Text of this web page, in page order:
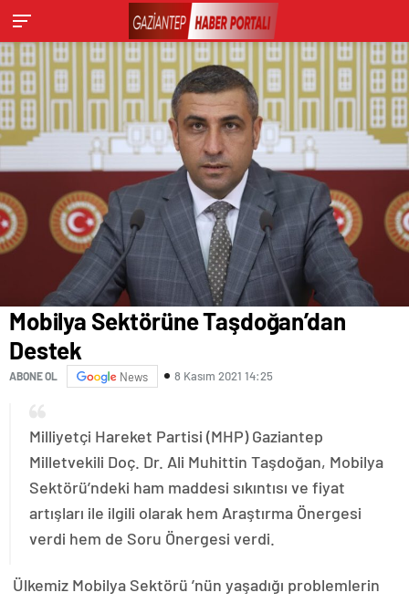
Mobilya Sektörüne Taşdoğan’dan
Destek
ABONE OL News 8 Kasım 2021 14:25
Milliyetçi Hareket Partisi (MHP) Gaziantep
Milletvekili Doç. Dr. Ali Muhittin Taşdoğan, Mobilya
Sektörü’ndeki ham maddesi sıkıntısı ve fiyat
artışları ile ilgili olarak hem Araştırma Önergesi
verdi hem de Soru Önergesi verdi.
Ülkemiz Mobilya Sektörü ’nün yaşadığı problemlerin